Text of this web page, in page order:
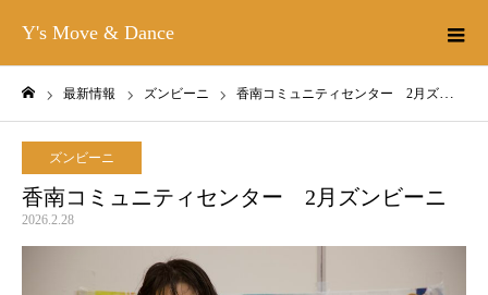
Y's Move & Dance
最新情報 ズンビーニ 香南コミュニティセンター 2月ズンビーニ
ズンビーニ
香南コミュニティセンター 2月ズンビーニ
2026.2.28